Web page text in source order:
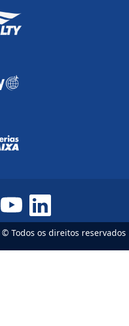
Todos os direitos reservados